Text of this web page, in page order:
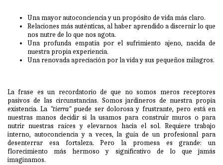
Una mayor autoconciencia y un propósito de vida más claro.
Relaciones más auténticas, al haber aprendido a discernir lo que
nos nutre de lo que nos agota.
Una profunda empatía por el sufrimiento ajeno, nacida de
nuestra propia experiencia.
Una renovada apreciación por la vida y sus pequeños milagros.
La frase es un recordatorio de que no somos meros receptores
pasivos de las circunstancias. Somos jardineros de nuestra propia
existencia. La "tierra"puede ser dolorosa y frustrante, pero está en
nuestras manos decidir si la usamos para construir muros o para
nutrir nuestras raíces y elevarnos hacia el sol. Requiere trabajo
interno, autoconciencia y a veces, la guía de un profesional para
desenterrar esa fortaleza. Pero la promesa es grande: un
florecimiento más hermoso y significativo de lo que jamás
imaginamos.